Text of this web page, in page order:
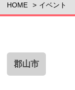
HOME イベント
郡山市